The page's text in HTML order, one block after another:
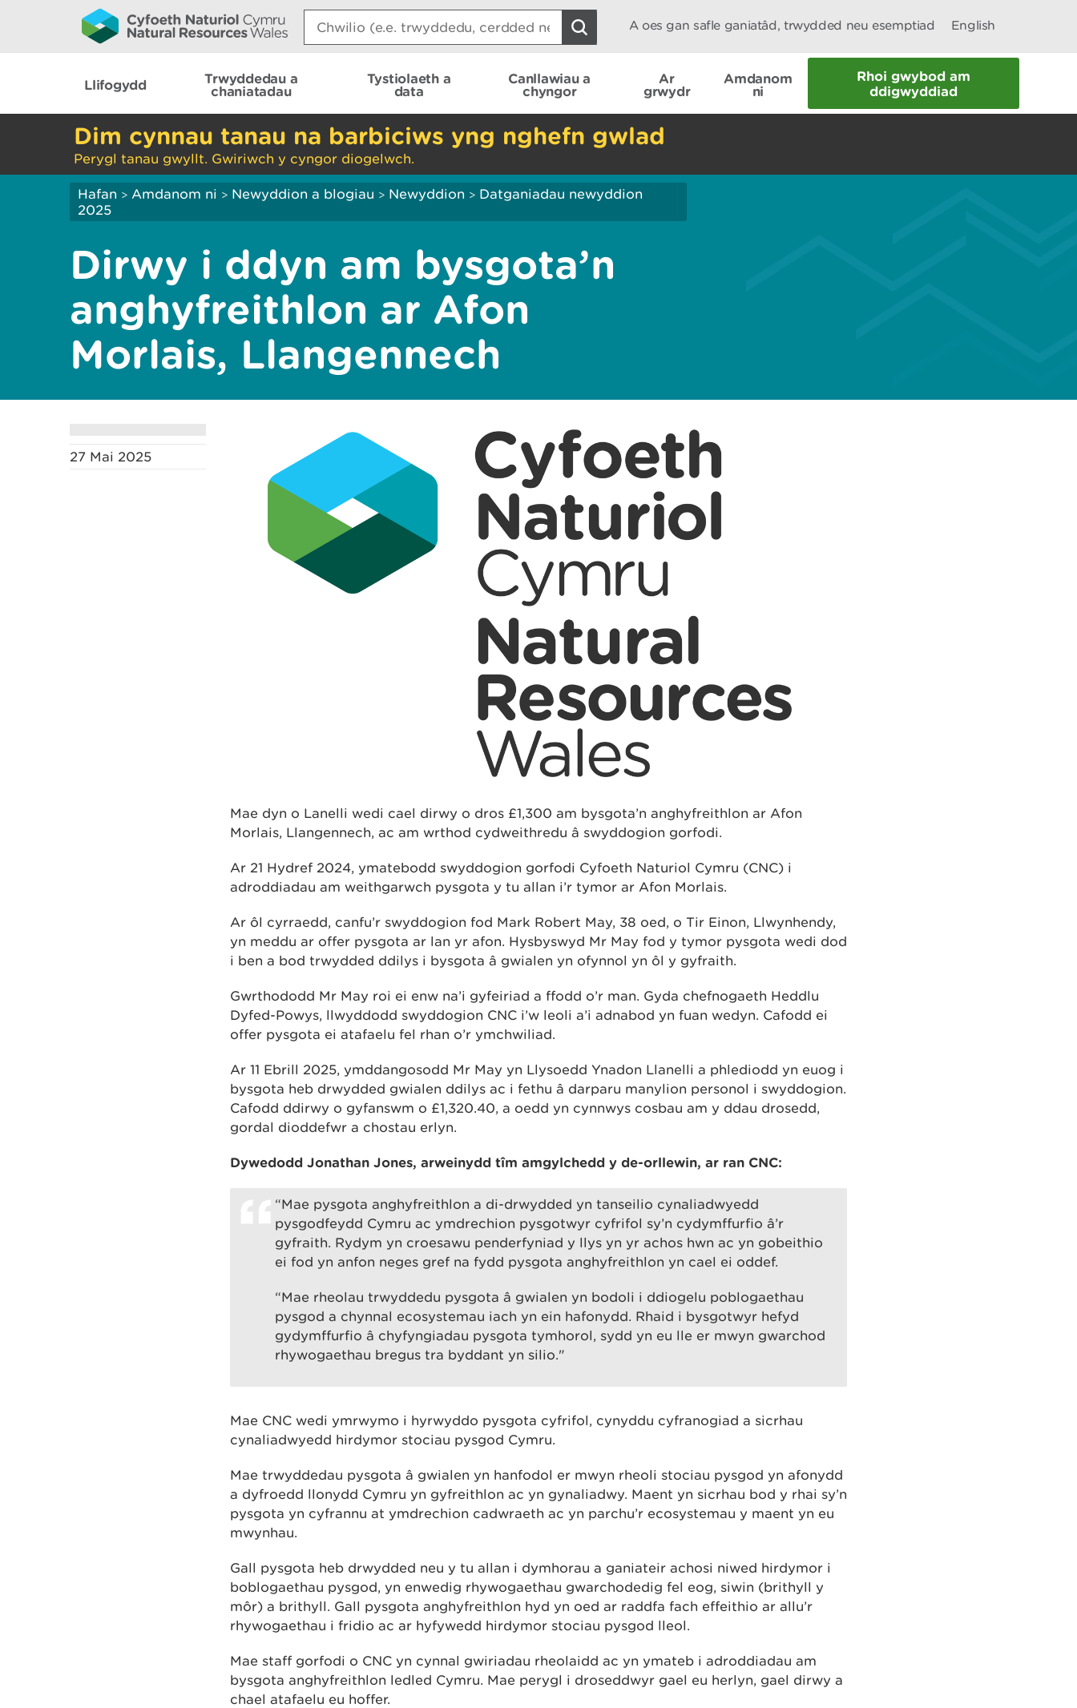
Search:
A oes gan safle ganiatâd, trwydded neu esemptiad English
Llifogydd
Trwyddedau a
chaniatadau
Tystiolaeth a
data
Canllawiau a
chyngor
Ar
grwydr
Amdanom
ni
Rhoi gwybod am
ddigwyddiad
Dim cynnau tanau na barbiciws yng nghefn gwlad
Perygl tanau gwyllt. Gwiriwch y cyngor diogelwch.
Hafan > Amdanom ni > Newyddion a blogiau > Newyddion > Datganiadau newyddion
2025
Dirwy i ddyn am bysgota’n
anghyfreithlon ar Afon
Morlais, Llangennech
27 Mai 2025
Mae dyn o Lanelli wedi cael dirwy o dros £1,300 am bysgota’n anghyfreithlon ar Afon
Morlais, Llangennech, ac am wrthod cydweithredu â swyddogion gorfodi.
Ar 21 Hydref 2024, ymatebodd swyddogion gorfodi Cyfoeth Naturiol Cymru (CNC) i
adroddiadau am weithgarwch pysgota y tu allan i’r tymor ar Afon Morlais.
Ar ôl cyrraedd, canfu’r swyddogion fod Mark Robert May, 38 oed, o Tir Einon, Llwynhendy,
yn meddu ar offer pysgota ar lan yr afon. Hysbyswyd Mr May fod y tymor pysgota wedi dod
i ben a bod trwydded ddilys i bysgota â gwialen yn ofynnol yn ôl y gyfraith.
Gwrthododd Mr May roi ei enw na’i gyfeiriad a ffodd o’r man. Gyda chefnogaeth Heddlu
Dyfed-Powys, llwyddodd swyddogion CNC i’w leoli a’i adnabod yn fuan wedyn. Cafodd ei
offer pysgota ei atafaelu fel rhan o’r ymchwiliad.
Ar 11 Ebrill 2025, ymddangosodd Mr May yn Llysoedd Ynadon Llanelli a phlediodd yn euog i
bysgota heb drwydded gwialen ddilys ac i fethu â darparu manylion personol i swyddogion.
Cafodd ddirwy o gyfanswm o £1,320.40, a oedd yn cynnwys cosbau am y ddau drosedd,
gordal dioddefwr a chostau erlyn.
Dywedodd Jonathan Jones, arweinydd tîm amgylchedd y de-orllewin, ar ran CNC:
“Mae pysgota anghyfreithlon a di-drwydded yn tanseilio cynaliadwyedd
pysgodfeydd Cymru ac ymdrechion pysgotwyr cyfrifol sy’n cydymffurfio â’r
gyfraith. Rydym yn croesawu penderfyniad y llys yn yr achos hwn ac yn gobeithio
ei fod yn anfon neges gref na fydd pysgota anghyfreithlon yn cael ei oddef.
“Mae rheolau trwyddedu pysgota â gwialen yn bodoli i ddiogelu poblogaethau
pysgod a chynnal ecosystemau iach yn ein hafonydd. Rhaid i bysgotwyr hefyd
gydymffurfio â chyfyngiadau pysgota tymhorol, sydd yn eu lle er mwyn gwarchod
rhywogaethau bregus tra byddant yn silio."
Mae CNC wedi ymrwymo i hyrwyddo pysgota cyfrifol, cynyddu cyfranogiad a sicrhau
cynaliadwyedd hirdymor stociau pysgod Cymru.
Mae trwyddedau pysgota â gwialen yn hanfodol er mwyn rheoli stociau pysgod yn afonydd
a dyfroedd llonydd Cymru yn gyfreithlon ac yn gynaliadwy. Maent yn sicrhau bod y rhai sy’n
pysgota yn cyfrannu at ymdrechion cadwraeth ac yn parchu’r ecosystemau y maent yn eu
mwynhau.
Gall pysgota heb drwydded neu y tu allan i dymhorau a ganiateir achosi niwed hirdymor i
boblogaethau pysgod, yn enwedig rhywogaethau gwarchodedig fel eog, siwin (brithyll y
môr) a brithyll. Gall pysgota anghyfreithlon hyd yn oed ar raddfa fach effeithio ar allu’r
rhywogaethau i fridio ac ar hyfywedd hirdymor stociau pysgod lleol.
Mae staff gorfodi o CNC yn cynnal gwiriadau rheolaidd ac yn ymateb i adroddiadau am
bysgota anghyfreithlon ledled Cymru. Mae perygl i droseddwyr gael eu herlyn, gael dirwy a
chael atafaelu eu hoffer.